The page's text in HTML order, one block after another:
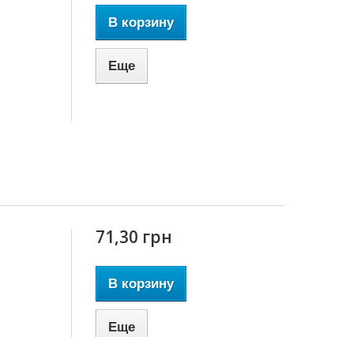
В корзину
Еще
71,30 грн
В корзину
Еще